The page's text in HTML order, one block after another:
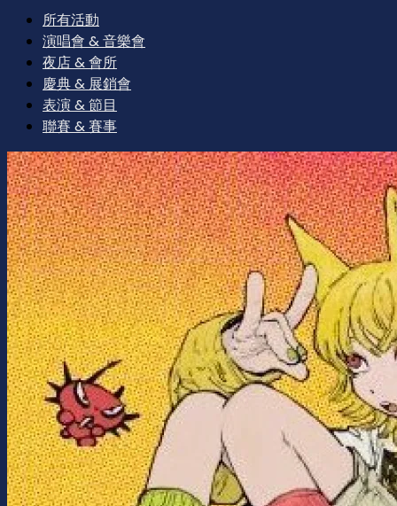
所有活動
演唱會 & 音樂會
夜店 & 會所
慶典 & 展銷會
表演 & 節目
聯賽 & 賽事